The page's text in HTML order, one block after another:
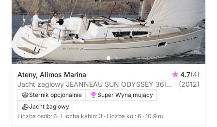
Ateny, Alimos Marina 4.7(4)
Jacht żaglowy JEANNEAU SUN ODYSSEY 36I
11m
(2012)
Sternik opcjonalnie
Super Wynajmujący
Jacht żaglowy
Liczba osób: 6 · Liczba kabin: 3 · Liczba koi: 6 · 10.9 m